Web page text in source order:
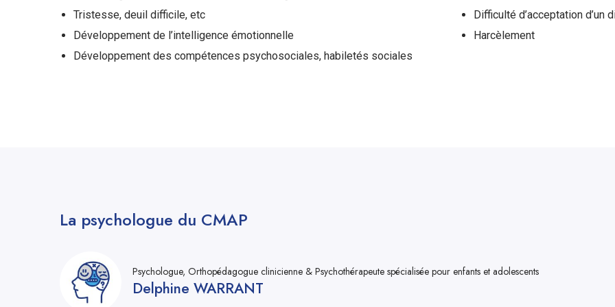
Tristesse, deuil difficile, etc
Développement de l’intelligence émotionnelle
Développement des compétences psychosociales, habiletés sociales
Difficulté d’acceptation d’un
Harcèlement
La psychologue du CMAP
Psychologue, Orthopédagogue clinicienne & Psychothérapeute spécialisée pour enfants et adolescents
Delphine WARRANT